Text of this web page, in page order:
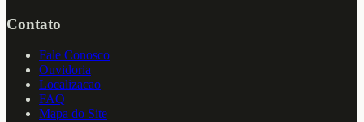
Contato
Fale Conosco
Ouvidoria
Localizacao
FAQ
Mapa do Site